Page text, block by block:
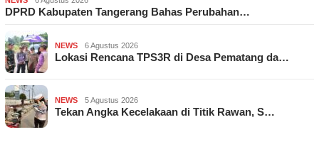
DPRD Kabupaten Tangerang Bahas Perubahan…
NEWS 6 Agustus 2026
Lokasi Rencana TPS3R di Desa Pematang da…
NEWS 5 Agustus 2026
Tekan Angka Kecelakaan di Titik Rawan, S…